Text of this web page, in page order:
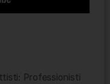
Professionisti